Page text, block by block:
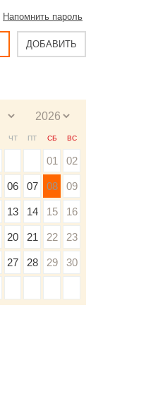
Напомнить пароль
ДОБАВИТЬ
ЧТ ПТ СБ ВС
01 02
06 07 08 09
13 14 15 16
20 21 22 23
27 28 29 30